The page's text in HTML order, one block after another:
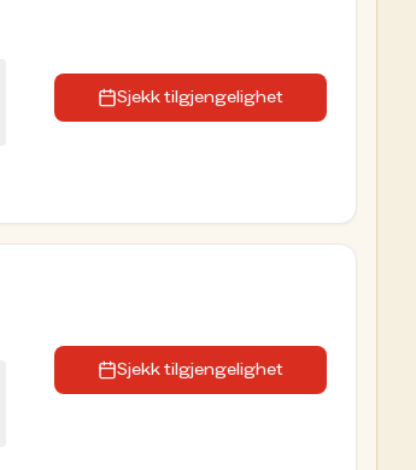
Sjekk tilgjengelighet
Sjekk tilgjengelighet